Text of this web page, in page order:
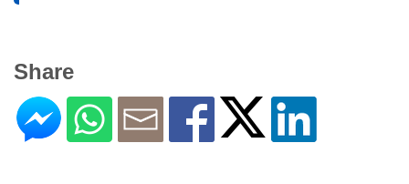
Share